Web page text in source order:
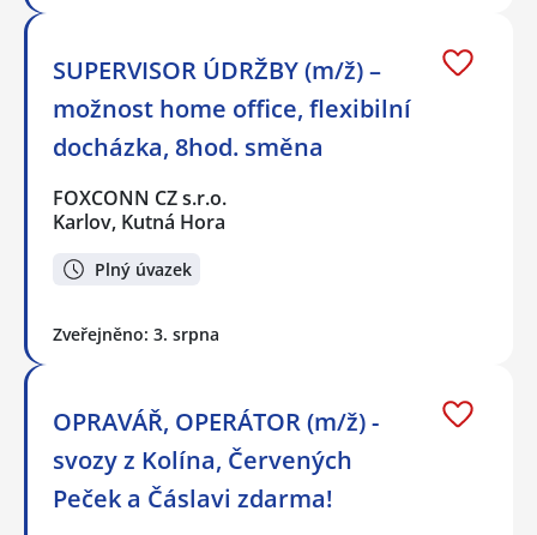
SUPERVISOR ÚDRŽBY (m/ž) –
možnost home office, flexibilní
docházka, 8hod. směna
FOXCONN CZ s.r.o.
Karlov, Kutná Hora
Plný úvazek
Zveřejněno: 3. srpna
OPRAVÁŘ, OPERÁTOR (m/ž) -
svozy z Kolína, Červených
Peček a Čáslavi zdarma!